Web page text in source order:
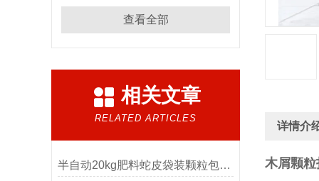
查看全部
相关文章
RELATED ARTICLES
半自动20kg肥料蛇皮袋装颗粒包装机
详情介
木屑颗